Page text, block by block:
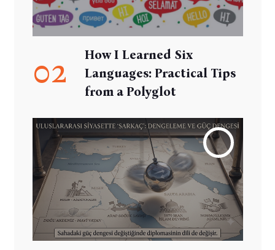
02
How I Learned Six
Languages: Practical Tips
from a Polyglot